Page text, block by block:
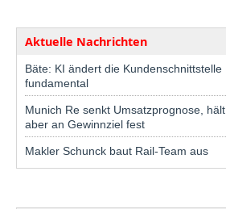
Aktuelle Nachrichten
Bäte: KI ändert die Kundenschnittstelle
fundamental
Munich Re senkt Umsatzprognose, hält
aber an Gewinnziel fest
Makler Schunck baut Rail-Team aus